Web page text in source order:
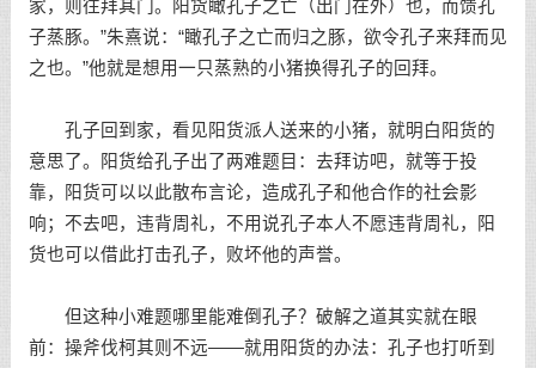
家，则往拜其门。阳货瞰孔子之亡（出门在外）也，而馈孔
子蒸豚。”朱熹说：“瞰孔子之亡而归之豚，欲令孔子来拜而见
之也。”他就是想用一只蒸熟的小猪换得孔子的回拜。
孔子回到家，看见阳货派人送来的小猪，就明白阳货的
意思了。阳货给孔子出了两难题目：去拜访吧，就等于投
靠，阳货可以以此散布言论，造成孔子和他合作的社会影
响；不去吧，违背周礼，不用说孔子本人不愿违背周礼，阳
货也可以借此打击孔子，败坏他的声誉。
但这种小难题哪里能难倒孔子？破解之道其实就在眼
前：操斧伐柯其则不远——就用阳货的办法：孔子也打听到